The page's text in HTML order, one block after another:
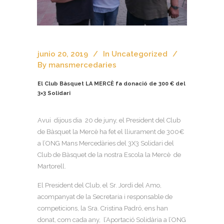
junio 20, 2019 In Uncategorized
By mansmercedaries
El Club Bàsquet LA MERCÈ fa donació de 300 € del
3×3 Solidari
Avui dijous dia 20 de juny, el President del Club
de Bàsquet la Mercè ha fet el lliurament de 300€
a l’ONG Mans Mercedàries del 3X3 Solidari del
Club de Bàsquet de la nostra Escola la Mercè de
Martorell.
El President del Club, el Sr. Jordi del Amo,
acompanyat de la Secretaria i responsable de
competicions, la Sra. Cristina Padró, ens han
donat, com cada any, l’Aportació Solidària a l’ONG